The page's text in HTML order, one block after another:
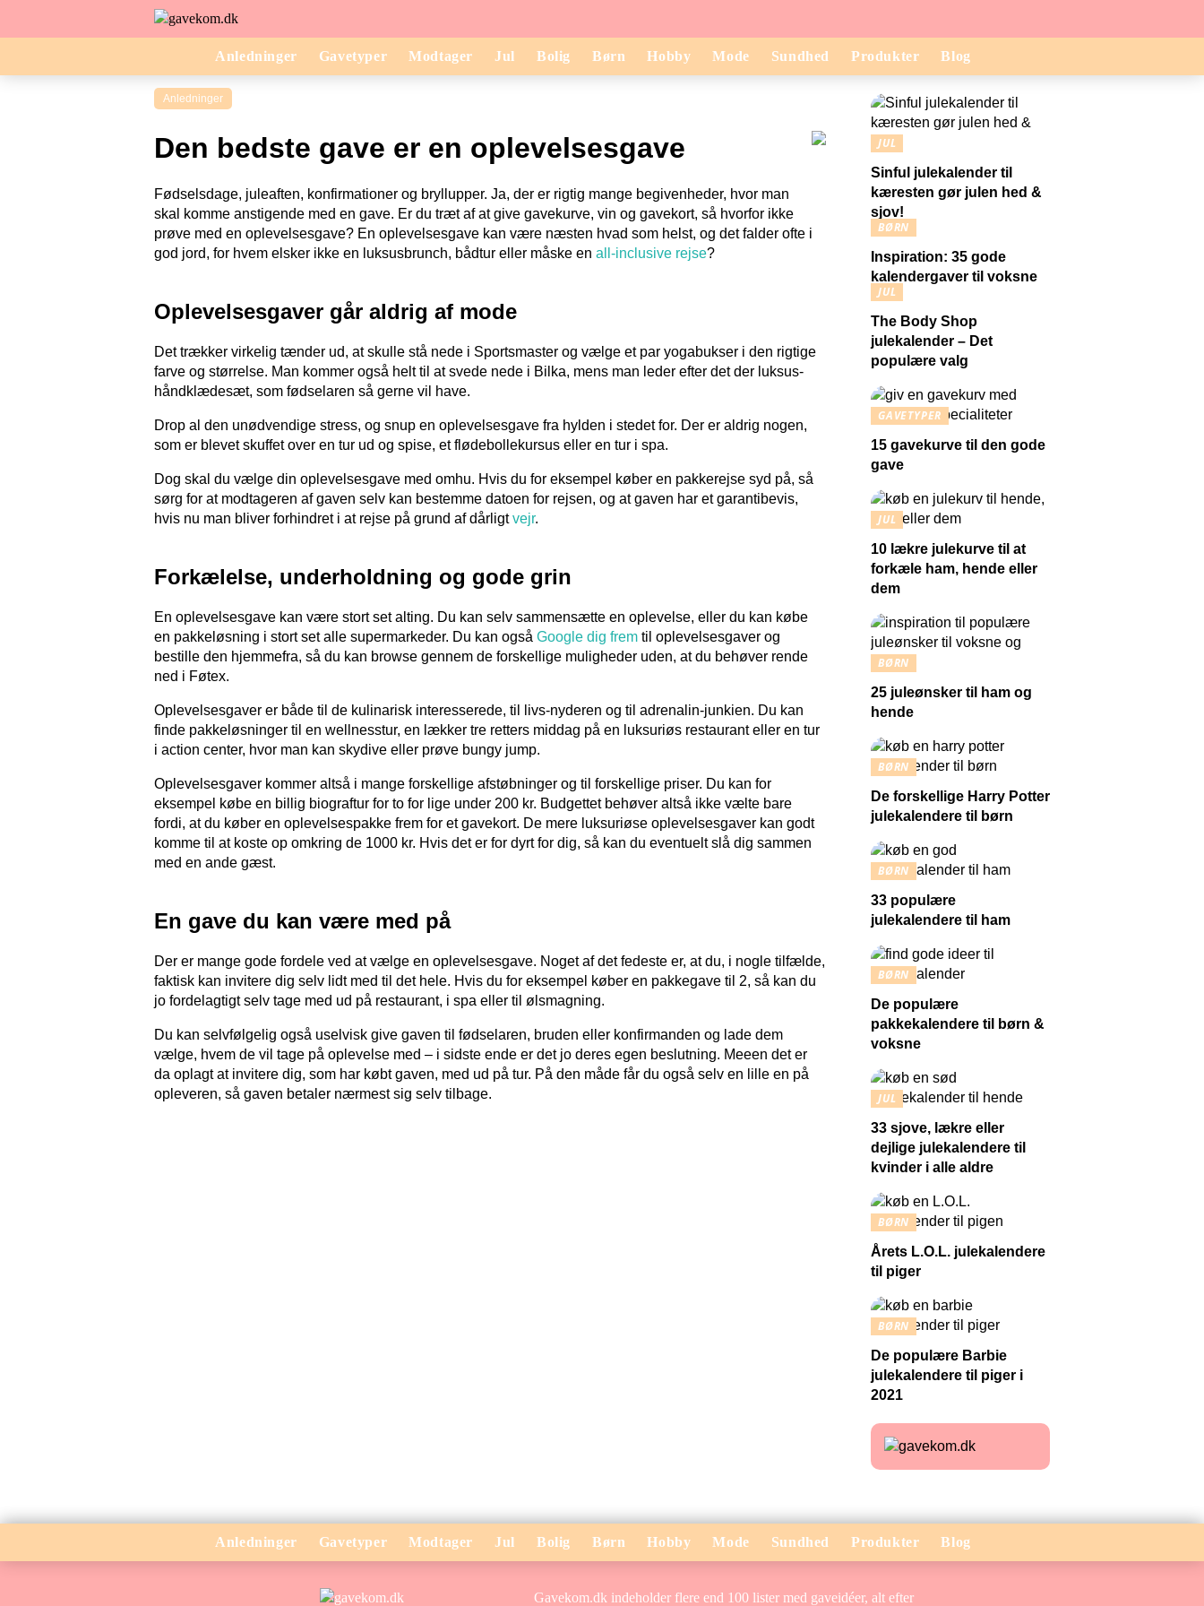
Anledninger Gavetyper Modtager Jul Bolig Børn Hobby Mode Sundhed Produkter Blog
Anledninger
Den bedste gave er en oplevelsesgave
Fødselsdage, juleaften, konfirmationer og bryllupper. Ja, der er rigtig mange begivenheder, hvor man
skal komme anstigende med en gave. Er du træt af at give gavekurve, vin og gavekort, så hvorfor ikke
prøve med en oplevelsesgave? En oplevelsesgave kan være næsten hvad som helst, og det falder ofte i
god jord, for hvem elsker ikke en luksusbrunch, bådtur eller måske en all-inclusive rejse?
Oplevelsesgaver går aldrig af mode
Det trækker virkelig tænder ud, at skulle stå nede i Sportsmaster og vælge et par yogabukser i den rigtige
farve og størrelse. Man kommer også helt til at svede nede i Bilka, mens man leder efter det der luksus-
håndklædesæt, som fødselaren så gerne vil have.
Drop al den unødvendige stress, og snup en oplevelsesgave fra hylden i stedet for. Der er aldrig nogen,
som er blevet skuffet over en tur ud og spise, et flødebollekursus eller en tur i spa.
Dog skal du vælge din oplevelsesgave med omhu. Hvis du for eksempel køber en pakkerejse syd på, så
sørg for at modtageren af gaven selv kan bestemme datoen for rejsen, og at gaven har et garantibevis,
hvis nu man bliver forhindret i at rejse på grund af dårligtvejr.
Forkælelse, underholdning og gode grin
En oplevelsesgave kan være stort set alting. Du kan selv sammensætte en oplevelse, eller du kan købe
en pakkeløsning i stort set alle supermarkeder. Du kan også Google dig frem til oplevelsesgaver og
bestille den hjemmefra, så du kan browse gennem de forskellige muligheder uden, at du behøver rende
ned i Føtex.
Oplevelsesgaver er både til de kulinarisk interesserede, til livs-nyderen og til adrenalin-junkien. Du kan
finde pakkeløsninger til en wellnesstur, en lækker tre retters middag på en luksuriøs restaurant eller en tur
i action center, hvor man kan skydive eller prøve bungy jump.
Oplevelsesgaver kommer altså i mange forskellige afstøbninger og til forskellige priser. Du kan for
eksempel købe en billig biograftur for to for lige under 200 kr. Budgettet behøver altså ikke vælte bare
fordi, at du køber en oplevelsespakke frem for et gavekort. De mere luksuriøse oplevelsesgaver kan godt
komme til at koste op omkring de 1000 kr. Hvis det er for dyrt for dig, så kan du eventuelt slå dig sammen
med en ande gæst.
En gave du kan være med på
Der er mange gode fordele ved at vælge en oplevelsesgave. Noget af det fedeste er, at du, i nogle tilfælde,
faktisk kan invitere dig selv lidt med til det hele. Hvis du for eksempel køber en pakkegave til 2, så kan du
jo fordelagtigt selv tage med ud på restaurant, i spa eller til ølsmagning.
Du kan selvfølgelig også uselvisk give gaven til fødselaren, bruden eller konfirmanden og lade dem
vælge, hvem de vil tage på oplevelse med – i sidste ende er det jo deres egen beslutning. Meeen det er
da oplagt at invitere dig, som har købt gaven, med ud på tur. På den måde får du også selv en lille en på
opleveren, så gaven betaler nærmest sig selv tilbage.
JUL
Sinful julekalender til
kæresten gør julen hed &
sjov!
BØRN
Inspiration: 35 gode
kalendergaver til voksne
JUL
The Body Shop
julekalender – Det
populære valg
GAVETYPER
15 gavekurve til den gode
gave
JUL
10 lækre julekurve til at
forkæle ham, hende eller
dem
BØRN
25 juleønsker til ham og
hende
BØRN
De forskellige Harry Potter
julekalendere til børn
BØRN
33 populære
julekalendere til ham
BØRN
De populære
pakkekalendere til børn &
voksne
JUL
33 sjove, lækre eller
dejlige julekalendere til
kvinder i alle aldre
BØRN
Årets L.O.L. julekalendere
til piger
BØRN
De populære Barbie
julekalendere til piger i
2021
Anledninger Gavetyper Modtager Jul Bolig Børn Hobby Mode Sundhed Produkter Blog
Gavekom.dk indeholder flere end 100 lister med gaveidéer, alt efter